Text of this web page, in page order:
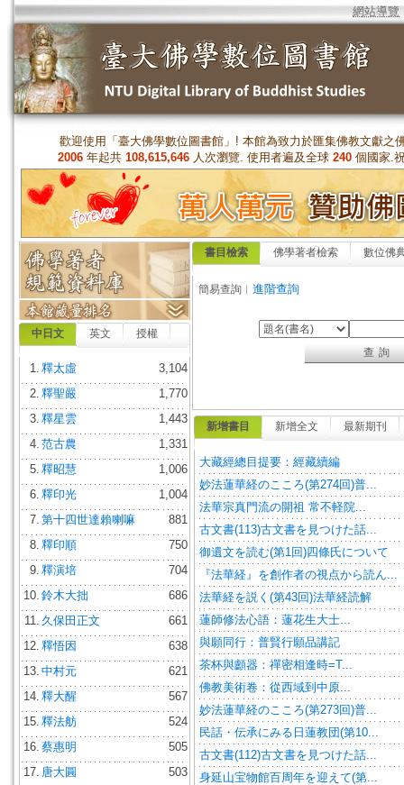
網站導覽
歡迎使用「臺大佛學數位圖書館」! 本館為致力於匯集佛教文獻之
2006 年起共 108,615,646 人次瀏覽. 使用者遍及全球 240 個國家.
中日文 英文 授權
1. 釋太虛
3,104
2. 釋聖嚴
1,770
3. 釋星雲
1,443
4. 范古農
1,331
5. 釋昭慧
1,006
6. 釋印光
1,004
7. 第十四世達賴喇嘛
881
8. 釋印順
750
9. 釋演培
704
10. 鈴木大拙
686
11. 久保田正文
661
12. 釋悟因
638
13. 中村元
621
14. 釋大醒
567
15. 釋法舫
524
16. 蔡惠明
505
17. 唐大圓
503
書目檢索 佛學著者檢索 數位佛
簡易查詢︱ 進階查詢
新增書目 新增全文 最新期刊
大藏經總目提要：經藏續編
妙法蓮華経のこころ(第274回)普...
法華宗真門流の開祖 常不軽院...
古文書(113)古文書を見つけた話...
御遺文を読む(第1回)四條氏について
『法華経』を創作者の視点から読ん...
法華経を説く(第43回)法華経読解
蓮師修法心語：蓮花生大士...
與願同行：普賢行願品講記
茶杯與顱器：禪密相逢時=T...
佛教美術卷：從西域到中原...
妙法蓮華経のこころ(第273回)普...
民話・伝承にみる日蓮教団(第10...
古文書(112)古文書を見つけた話...
身延山宝物館百周年を迎えて(第...